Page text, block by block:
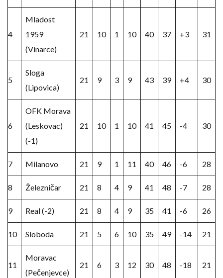
4
Mladost
1959
(Vinarce)
21 10 1 10 40 37 +3 31
5
Sloga
(Lipovica)
21 9 3 9 43 39 +4 30
6
OFK Morava
(Leskovac)
(-1)
21 10 1 10 41 45 -4 30
7 Milanovo 21 9 1 11 40 46 -6 28
8 Železničar 21 8 4 9 41 48 -7 28
9 Real (-2) 21 8 4 9 35 41 -6 26
10 Sloboda 21 5 6 10 35 49 -14 21
11
Moravac
(Pečenjevce)
21 6 3 12 30 48 -18 21